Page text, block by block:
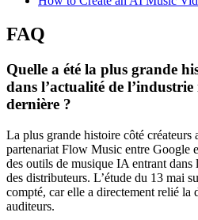
FAQ
Quelle a été la plus grande
dans l’actualité de
dernière ?
La plus grande histoire côté créateurs
partenariat Flow Music entre Google
des outils de musique IA entrant
des distributeurs. L’étude du 13 mai
compté, car elle a directement relié la
auditeurs.